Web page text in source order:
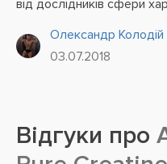
від дослідників сфери
різних авторських
Олександр Колодій
03.07.2018
Відгуки про